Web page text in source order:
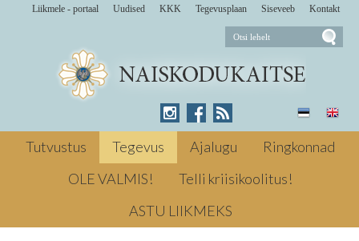
Liikmele - portaal Uudised KKK Tegevusplaan Siseveeb Kontakt
Tegevus
Soovid liituda Naiskodukaitsega? Loe,
Tegevus
Tutvustus Tegevus Ajalugu
Ringkonnad
OLE VALMIS!
Telli kriisikoolitus!
ASTU LIIKMEKS